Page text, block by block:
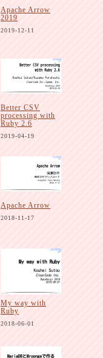
Apache Arrow
2019
2019-12-11
Better CSV
processing with
Ruby 2.6
2019-04-19
Apache Arrow
2018-11-17
My way with
Ruby
2018-06-01